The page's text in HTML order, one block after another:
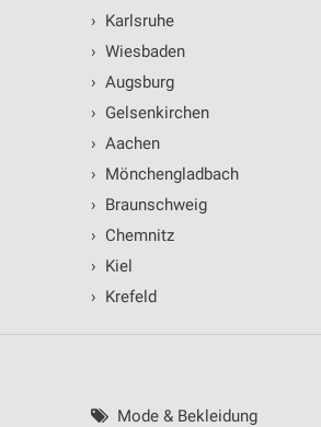
› Karlsruhe
› Wiesbaden
› Augsburg
› Gelsenkirchen
› Aachen
› Mönchengladbach
› Braunschweig
› Chemnitz
› Kiel
› Krefeld
Mode & Bekleidung